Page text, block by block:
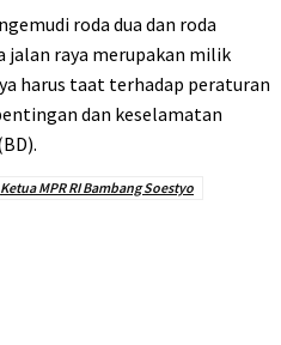
roda dua dan roda
jalan raya merupakan milik
harus taat terhadap peraturan
dan keselamatan
Ketua MPR RI Bambang Soestyo